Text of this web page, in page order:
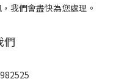
我們會盡快為您處理。
們